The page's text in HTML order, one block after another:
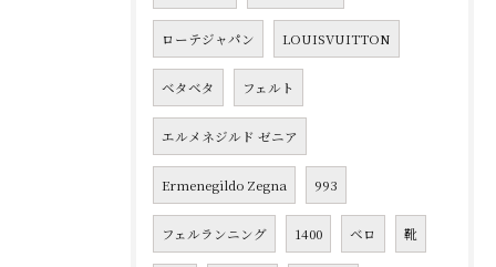
ローテジャパン LOUISVUITTON
ベタベタ フェルト
エルメネジルド ゼニア
Ermenegildo Zegna 993
フェルランニング 1400 ベロ 靴